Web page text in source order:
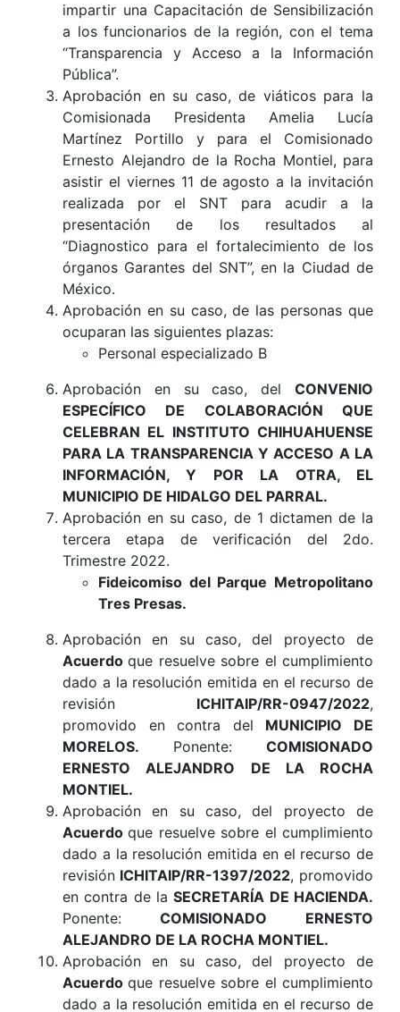
impartir una Capacitación de Sensibilización
a los funcionarios de la región, con el tema
“Transparencia y Acceso a la Información
Pública”.
Aprobación en su caso, de viáticos para la
Comisionada Presidenta Amelia Lucía
Martínez Portillo y para el Comisionado
Ernesto Alejandro de la Rocha Montiel, para
asistir el viernes 11 de agosto a la invitación
realizada por el SNT para acudir a la
presentación de los resultados al
“Diagnostico para el fortalecimiento de los
órganos Garantes del SNT”, en la Ciudad de
México.
Aprobación en su caso, de las personas que
ocuparan las siguientes plazas:
Personal especializado B
Aprobación en su caso, del CONVENIO
ESPECÍFICO DE COLABORACIÓN QUE
CELEBRAN EL INSTITUTO CHIHUAHUENSE
PARA LA TRANSPARENCIA Y ACCESO A LA
INFORMACIÓN, Y POR LA OTRA, EL
MUNICIPIO DE HIDALGO DEL PARRAL.
Aprobación en su caso, de 1 dictamen de la
tercera etapa de verificación del 2do.
Trimestre 2022.
Fideicomiso del Parque Metropolitano
Tres Presas.
Aprobación en su caso, del proyecto de
Acuerdoque resuelve sobre el cumplimiento
dado a la resolución emitida en el recurso de
revisión ICHITAIP/RR-0947/2022,
promovido en contra del MUNICIPIO DE
MORELOS. Ponente:COMISIONADO
ERNESTO ALEJANDRO DE LA ROCHA
MONTIEL.
Aprobación en su caso, del proyecto de
Acuerdoque resuelve sobre el cumplimiento
dado a la resolución emitida en el recurso de
revisión ICHITAIP/RR-1397/2022, promovido
en contra de laSECRETARÍA DE HACIENDA.
Ponente: COMISIONADO ERNESTO
ALEJANDRO DE LA ROCHA MONTIEL.
Aprobación en su caso, del proyecto de
Acuerdoque resuelve sobre el cumplimiento
dado a la resolución emitida en el recurso de